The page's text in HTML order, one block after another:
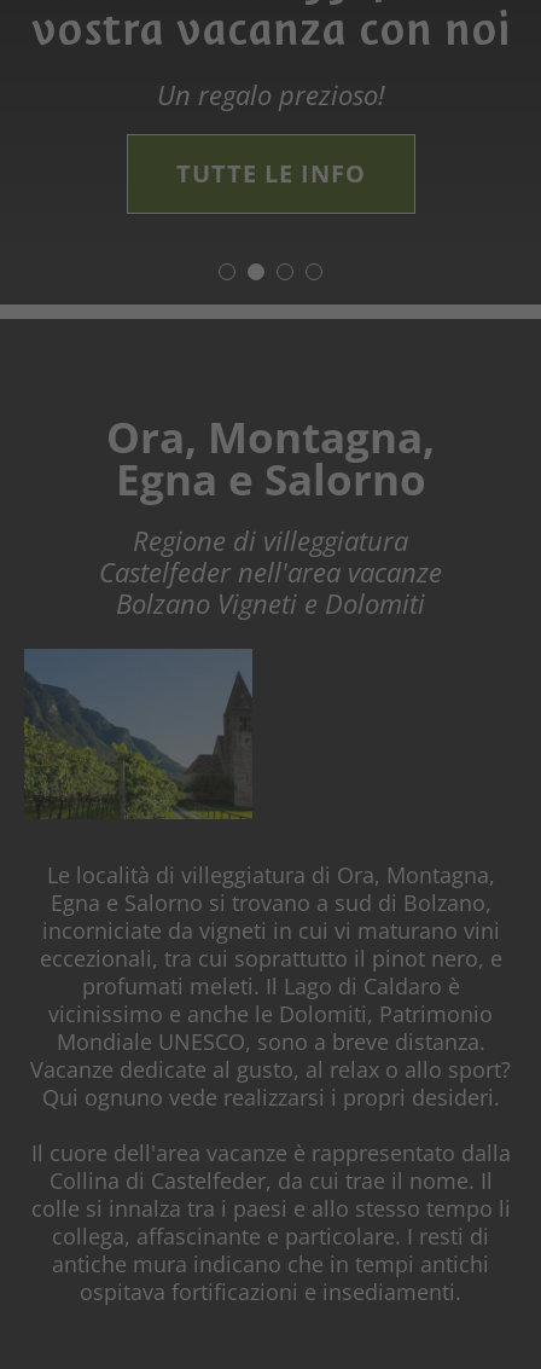
vostra vacanza con noi
Un regalo prezioso!
TUTTE LE INFO
Weiss"
Ora, Montagna,
Egna e Salorno
Regione di villeggiatura
Castelfeder nell'area vacanze
Bolzano Vigneti e Dolomiti
Le località di villeggiatura di Ora, Montagna,
Egna e Salorno si trovano a sud di Bolzano,
incorniciate da vigneti in cui vi maturano vini
eccezionali, tra cui soprattutto il pinot nero, e
profumati meleti. Il Lago di Caldaro è
vicinissimo e anche le Dolomiti, Patrimonio
Mondiale UNESCO, sono a breve distanza.
Vacanze dedicate al gusto, al relax o allo sport?
Qui ognuno vede realizzarsi i propri desideri.
Il cuore dell'area vacanze è rappresentato dalla
Collina di Castelfeder, da cui trae il nome. Il
colle si innalza tra i paesi e allo stesso tempo li
collega, affascinante e particolare. I resti di
antiche mura indicano che in tempi antichi
ospitava fortificazioni e insediamenti.